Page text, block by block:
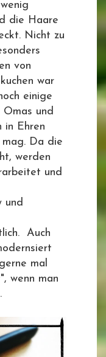
die Haare
Nicht zu
von
war
einige
Omas und
in Ehren
Da die
werden
und
und
Auch
mal
wenn man